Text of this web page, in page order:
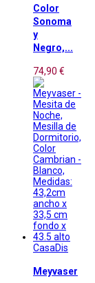
Color
Sonoma
y
Negro,...
74,90 €
CasaDis
Meyvaser